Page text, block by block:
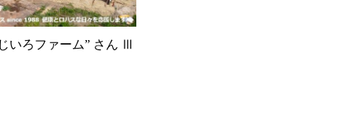
いろファーム” さん Ⅲ